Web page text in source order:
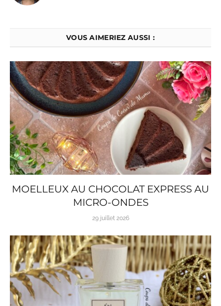
VOUS AIMERIEZ AUSSI :
MOELLEUX AU CHOCOLAT EXPRESS AU
MICRO-ONDES
29 juillet 2026